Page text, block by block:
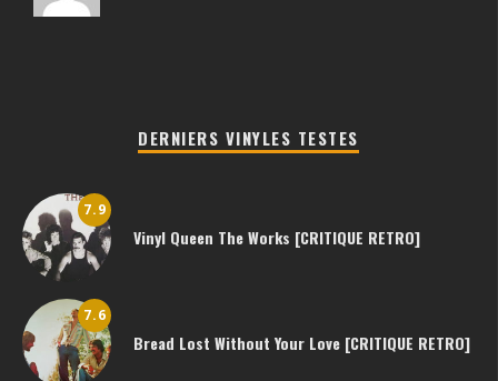
DERNIERS VINYLES TESTES
7.9
Vinyl Queen The Works [CRITIQUE RETRO]
7.6
Bread Lost Without Your Love [CRITIQUE RETRO]